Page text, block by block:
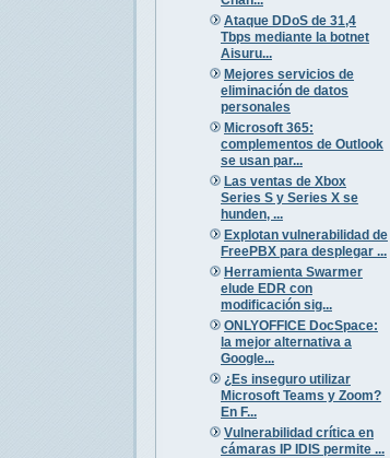
Ataque DDoS de 31,4
Tbps mediante la botnet
Aisuru...
Mejores servicios de
eliminación de datos
personales
Microsoft 365:
complementos de Outlook
se usan par...
Las ventas de Xbox
Series S y Series X se
hunden, ...
Explotan vulnerabilidad de
FreePBX para desplegar ...
Herramienta Swarmer
elude EDR con
modificación sig...
ONLYOFFICE DocSpace:
la mejor alternativa a
Google...
¿Es inseguro utilizar
Microsoft Teams y Zoom?
En F...
Vulnerabilidad crítica en
cámaras IP IDIS permite ...